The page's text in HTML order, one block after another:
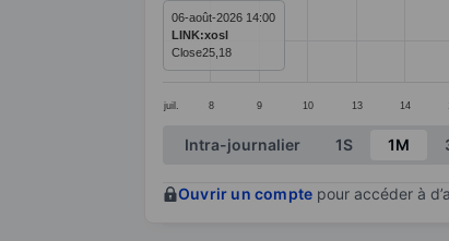
juil. 8 9 10 13 14
06-août-2026 14:00
LINK:xosl
Close25,18
End of interactive chart.
Intra-journalier 1S 1M
Ouvrir un compte pour accéder à